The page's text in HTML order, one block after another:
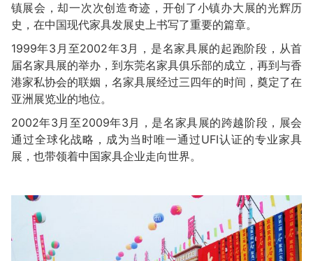
镇展会，却一次次创造奇迹，开创了小镇办大展的光辉历
史，在中国现代家具发展史上书写了重要的篇章。
1999年3月至2002年3月，是名家具展的起跑阶段，从首
届名家具展的举办，到东莞名家具俱乐部的成立，再到与香
港家私协会的联姻，名家具展经过三四年的时间，奠定了在
亚洲展览业的地位。
2002年3月至2009年3月，是名家具展的跨越阶段，展会
通过全球化战略，成为当时唯一通过UFI认证的专业家具
展，也带领着中国家具企业走向世界。